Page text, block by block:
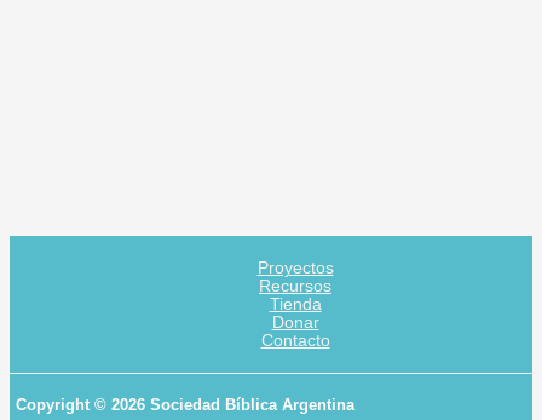
Proyectos
Recursos
Tienda
Donar
Contacto
Copyright © 2026 Sociedad Bíblica Argentina